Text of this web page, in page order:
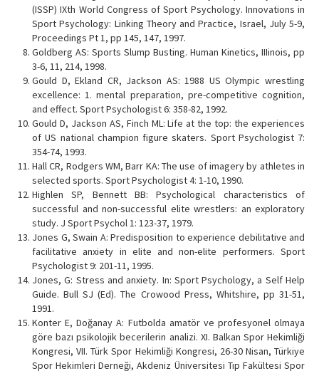
(ISSP) IXth World Congress of Sport Psychology. Innovations in
Sport Psychology: Linking Theory and Practice, Israel, July 5-9,
Proceedings Pt 1, pp 145, 147, 1997.
Goldberg AS: Sports Slump Busting. Human Kinetics, IIIinois, pp
3-6, 11, 214, 1998.
Gould D, Ekland CR, Jackson AS: 1988 US Olympic wrestling
excellence: 1. mental preparation, pre-competitive cognition,
and effect. Sport Psychologist 6: 358-82, 1992.
Gould D, Jackson AS, Finch ML: Life at the top: the experiences
of US national champion figure skaters. Sport Psychologist 7:
354-74, 1993.
Hall CR, Rodgers WM, Barr KA: The use of imagery by athletes in
selected sports. Sport Psychologist 4: 1-10, 1990.
Highlen SP, Bennett BB: Psychological characteristics of
successful and non-successful elite wrestlers: an exploratory
study. J Sport Psychol 1: 123-37, 1979.
Jones G, Swain A: Predisposition to experience debilitative and
facilitative anxiety in elite and non-elite performers. Sport
Psychologist 9: 201-11, 1995.
Jones, G: Stress and anxiety. In: Sport Psychology, a Self Help
Guide. Bull SJ (Ed). The Crowood Press, Whitshire, pp 31-51,
1991.
Konter E, Doğanay A: Futbolda amatör ve profesyonel olmaya
göre bazı psikolojik becerilerin analizi. XI. Balkan Spor Hekimliği
Kongresi, VII. Türk Spor Hekimliği Kongresi, 26-30 Nisan, Türkiye
Spor Hekimleri Derneği, Akdeniz Üniversitesi Tıp Fakültesi Spor